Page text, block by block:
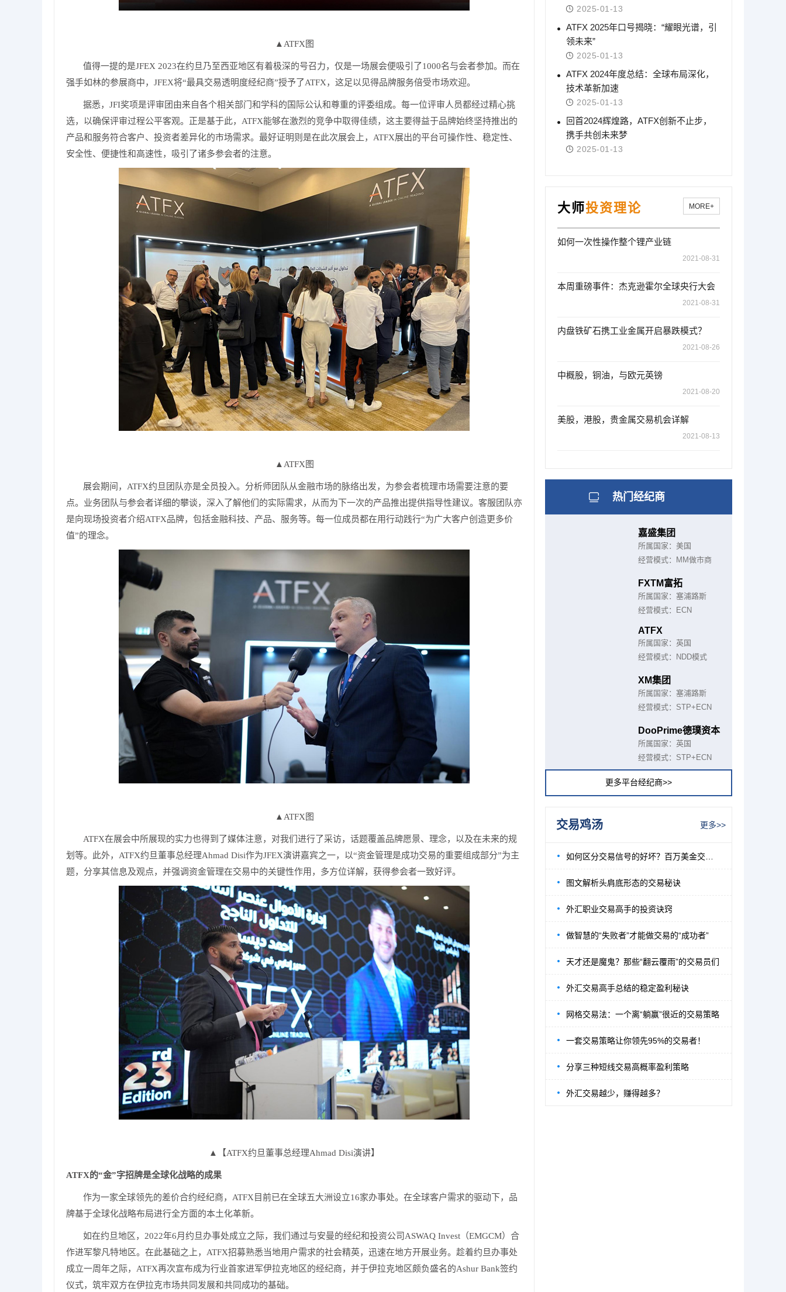
▲ATFX图
值得一提的是JFEX 2023在约旦乃至西亚地区有着极深的号召力，仅是一场展会便吸引了1000名与会者参加。而在
强手如林的参展商中，JFEX将“最具交易透明度经纪商”授予了ATFX，这足以见得品牌服务倍受市场欢迎。
据悉，JFI奖项是评审团由来自各个相关部门和学科的国际公认和尊重的评委组成。每一位评审人员都经过精心挑
选，以确保评审过程公平客观。正是基于此，ATFX能够在激烈的竞争中取得佳绩，这主要得益于品牌始终坚持推出的
产品和服务符合客户、投资者差异化的市场需求。最好证明则是在此次展会上，ATFX展出的平台可操作性、稳定性、
安全性、便捷性和高速性，吸引了诸多参会者的注意。
▲ATFX图
展会期间，ATFX约旦团队亦是全员投入。分析师团队从金融市场的脉络出发，为参会者梳理市场需要注意的要
点。业务团队与参会者详细的攀谈，深入了解他们的实际需求，从而为下一次的产品推出提供指导性建议。客服团队亦
是向现场投资者介绍ATFX品牌，包括金融科技、产品、服务等。每一位成员都在用行动践行“为广大客户创造更多价
值”的理念。
▲ATFX图
ATFX在展会中所展现的实力也得到了媒体注意，对我们进行了采访，话题覆盖品牌愿景、理念，以及在未来的规
划等。此外，ATFX约旦董事总经理Ahmad Disi作为JFEX演讲嘉宾之一，以“资金管理是成功交易的重要组成部分”为主
题，分享其信息及观点，并强调资金管理在交易中的关键性作用，多方位详解，获得参会者一致好评。
▲ 【ATFX约旦董事总经理Ahmad Disi演讲】
ATFX的“金”字招牌是全球化战略的成果
作为一家全球领先的差价合约经纪商，ATFX目前已在全球五大洲设立16家办事处。在全球客户需求的驱动下，品
牌基于全球化战略布局进行全方面的本土化革新。
如在约旦地区，2022年6月约旦办事处成立之际，我们通过与安曼的经纪和投资公司ASWAQ Invest（EMGCM）合
作进军黎凡特地区。在此基础之上，ATFX招募熟悉当地用户需求的社会精英，迅速在地方开展业务。趁着约旦办事处
成立一周年之际，ATFX再次宣布成为行业首家进军伊拉克地区的经纪商，并于伊拉克地区颇负盛名的Ashur Bank签约
仪式，筑牢双方在伊拉克市场共同发展和共同成功的基础。
2025-01-13
ATFX 2025年口号揭晓：“耀眼光谱，引
领未来”
2025-01-13
ATFX 2024年度总结：全球布局深化，
技术革新加速
2025-01-13
回首2024辉煌路，ATFX创新不止步，
携手共创未来梦
2025-01-13
大师投资理论 MORE+
如何一次性操作整个锂产业链
2021-08-31
本周重磅事件：杰克逊霍尔全球央行大会
2021-08-31
内盘铁矿石携工业金属开启暴跌模式？
2021-08-26
中概股，铜油，与欧元英镑
2021-08-20
美股，港股，贵金属交易机会详解
2021-08-13
热门经纪商
嘉盛集团
所属国家：美国
经营模式：MM做市商
FXTM富拓
所属国家：塞浦路斯
经营模式：ECN
ATFX
所属国家：英国
经营模式：NDD模式
XM集团
所属国家：塞浦路斯
经营模式：STP+ECN
DooPrime德璞资本
所属国家：英国
经营模式：STP+ECN
更多平台经纪商>>
交易鸡汤 更多>>
图文解析头肩底形态的交易秘诀
外汇职业交易高手的投资诀窍
做智慧的“失败者”才能做交易的“成功者”
天才还是魔鬼？那些“翻云覆雨”的交易员们
外汇交易高手总结的稳定盈利秘诀
网格交易法：一个离“躺赢”很近的交易策略
一套交易策略让你领先95%的交易者！
分享三种短线交易高概率盈利策略
外汇交易越少，赚得越多？